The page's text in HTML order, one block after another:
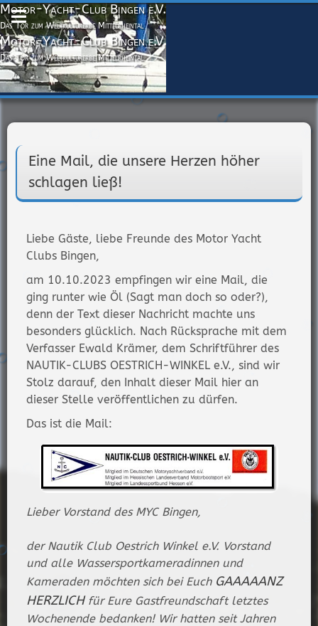
Motor-Yacht-Club Bingen e.V.
Das Tor zum Weltkulturerbe Mittelrheintal
Motor-Yacht-Club Bingen e.V.
Das Tor zum Weltkulturerbe Mittelrheintal
Eine Mail, die unsere Herzen höher
schlagen ließ!
Liebe Gäste, liebe Freunde des Motor Yacht
Clubs Bingen,
am 10.10.2023 empfingen wir eine Mail, die
ging runter wie Öl (Sagt man doch so oder?),
denn der Text dieser Nachricht machte uns
besonders glücklich. Nach Rücksprache mit dem
Verfasser Ewald Krämer, dem Schriftführer des
NAUTIK-CLUBS OESTRICH-WINKEL e.V., sind wir
Stolz darauf, den Inhalt dieser Mail hier an
dieser Stelle veröffentlichen zu dürfen.
Das ist die Mail:
Lieber Vorstand des MYC Bingen,
der Nautik Club Oestrich Winkel e.V. Vorstand
und alle Wassersportkameradinnen und
Kameraden möchten sich bei Euch GAAAAANZ
HERZLICHfür Eure Gastfreundschaft letztes
Wochenende bedanken! Wir hatten seit Jahren